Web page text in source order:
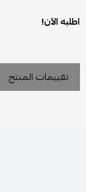
اطلبه الآن!
تقييمات المنتج